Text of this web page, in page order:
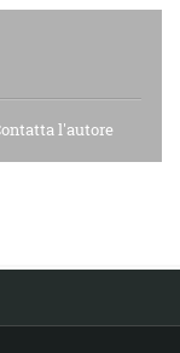
l'autore